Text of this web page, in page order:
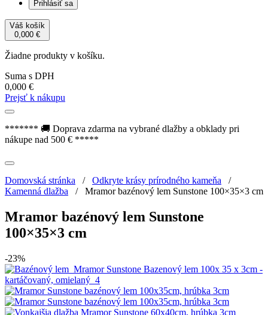
Prihlásiť sa
Váš košík
0,000 €
Žiadne produkty v košíku.
Suma s DPH
0,000 €
Prejsť k nákupu
******* 🚚 Doprava zdarma na vybrané dlažby a obklady pri
nákupe nad 500 € *****
Domovská stránka / Odkryte krásy prírodného kameňa /
Kamenná dlažba / Mramor bazénový lem Sunstone 100×35×3 cm
Mramor bazénový lem Sunstone
100×35×3 cm
-23%